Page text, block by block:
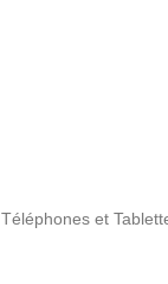
Téléphones et